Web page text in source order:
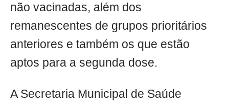
não vacinadas, além dos
remanescentes de grupos prioritários
anteriores e também os que estão
aptos para a segunda dose.
A Secretaria Municipal de Saúde